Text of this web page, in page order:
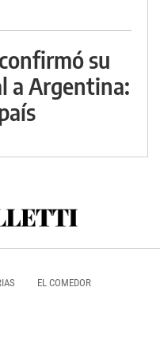
su
a Argentina:
EL COMEDOR